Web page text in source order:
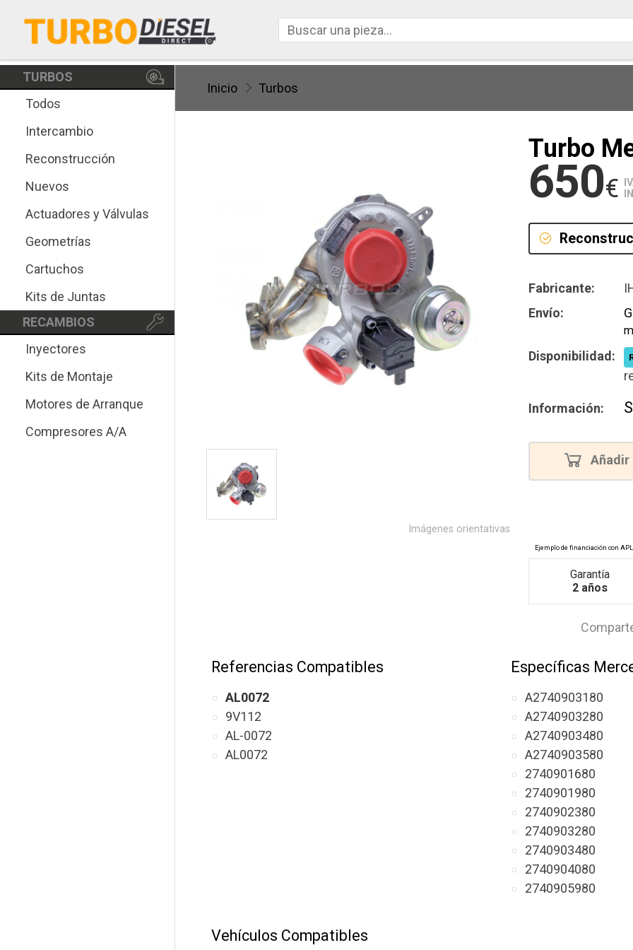
TURBOS
Todos
Intercambio
Reconstrucción
Nuevos
Actuadores y Válvulas
Geometrías
Cartuchos
Kits de Juntas
RECAMBIOS
Inyectores
Kits de Montaje
Motores de Arranque
Compresores A/A
Inicio Turbos
Turbo
650€
Fabricante:
Envío:
Disponibilidad:
Información:
Garantía
2 años
Imágenes orientativas
Referencias Compatibles
AL0072
9V112
AL-0072
AL0072
Específicas
A2740903180
A2740903280
A2740903480
A2740903580
2740901680
2740901980
2740902380
2740903280
2740903480
2740904080
2740905980
Vehículos Compatibles